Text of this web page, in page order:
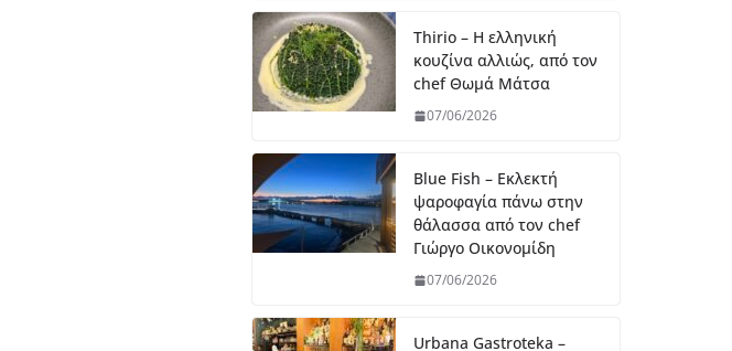
Thirio – Η ελληνική
κουζίνα αλλιώς, από τον
chef Θωμά Μάτσα
07/06/2026
Blue Fish – Εκλεκτή
ψαροφαγία πάνω στην
θάλασσα από τον chef
Γιώργο Οικονομίδη
07/06/2026
Urbana Gastroteka –